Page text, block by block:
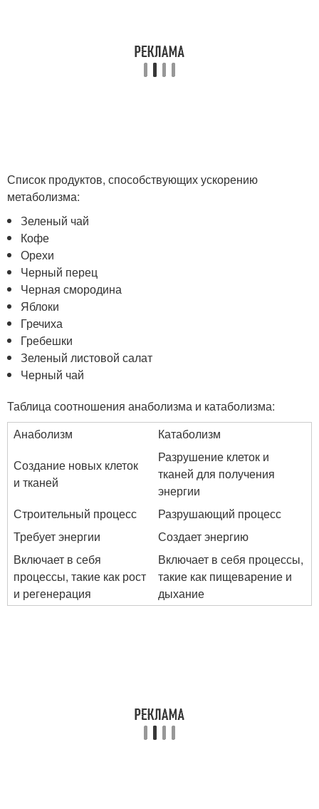
Список продуктов, способствующих ускорению
метаболизма:
Зеленый чай
Кофе
Орехи
Черный перец
Черная смородина
Яблоки
Гречиха
Гребешки
Зеленый листовой салат
Черный чай
Таблица соотношения анаболизма и катаболизма:
Анаболизм
Катаболизм
Создание новых клеток
и тканей
Разрушение клеток и
тканей для получения
энергии
Строительный процесс
Разрушающий процесс
Требует энергии
Создает энергию
Включает в себя
процессы, такие как рост
и регенерация
Включает в себя процессы,
такие как пищеварение и
дыхание